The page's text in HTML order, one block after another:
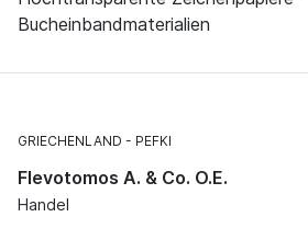
Bucheinbandmaterialien
GRIECHENLAND PEFKI
Flevotomos A. & Co. O.E.
Handel